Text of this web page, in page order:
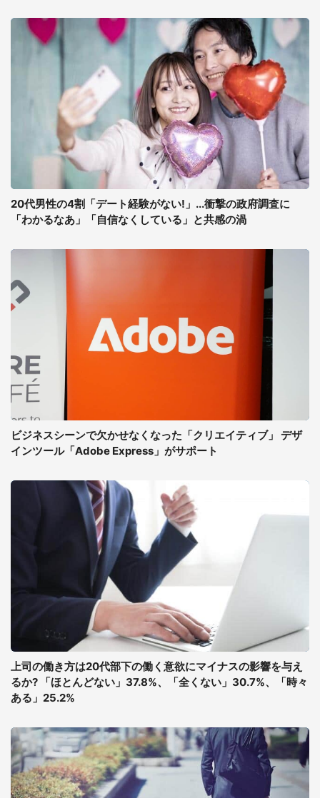
20代男性の4割「デート経験がない!」...衝撃の政府調査に
「わかるなあ」「自信なくしている」と共感の渦
ビジネスシーンで欠かせなくなった「クリエイティブ」 デザ
インツール「Adobe Express」がサポート
上司の働き方は20代部下の働く意欲にマイナスの影響を与え
るか? 「ほとんどない」37.8%、「全くない」30.7%、「時々
ある」25.2%